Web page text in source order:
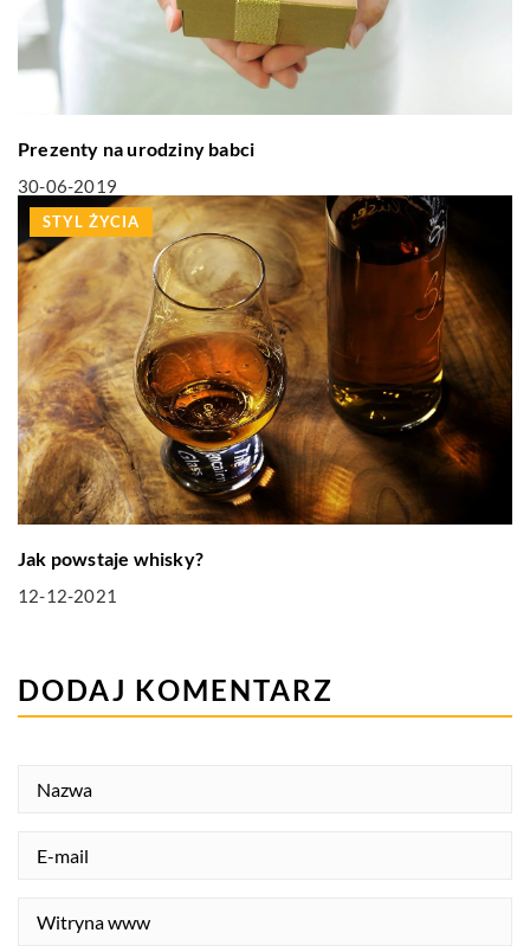
Prezenty na urodziny babci
30-06-2019
STYL ŻYCIA
Jak powstaje whisky?
12-12-2021
DODAJ KOMENTARZ